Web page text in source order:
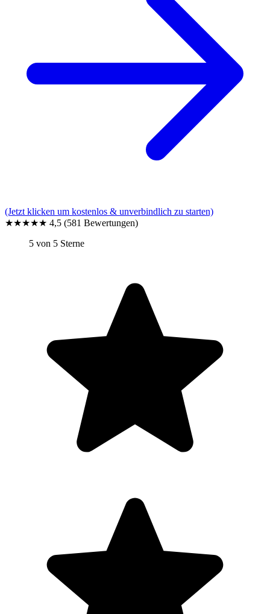
(Jetzt klicken um kostenlos & unverbindlich zu starten)
★★★★★ 4,5 (581 Bewertungen)
5 von 5 Sterne